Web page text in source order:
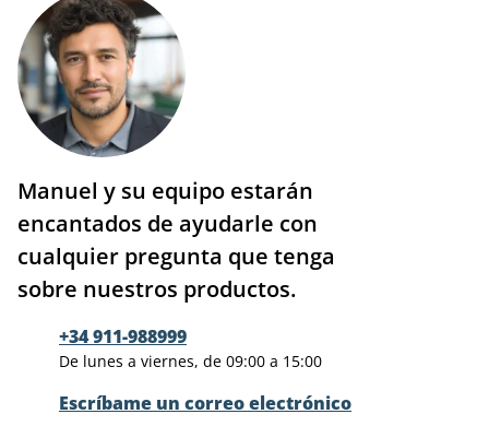
Manuel y su equipo estarán
encantados de ayudarle con
cualquier pregunta que tenga
sobre nuestros productos.
+34 911-988999
De lunes a viernes, de 09:00 a 15:00
Escríbame un correo electrónico